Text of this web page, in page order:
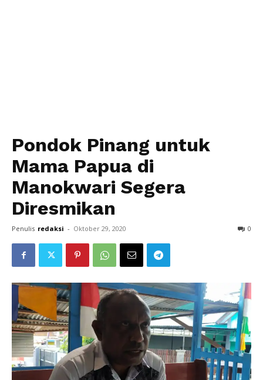
Pondok Pinang untuk
Mama Papua di
Manokwari Segera
Diresmikan
Penulis redaksi - Oktober 29, 2020 0